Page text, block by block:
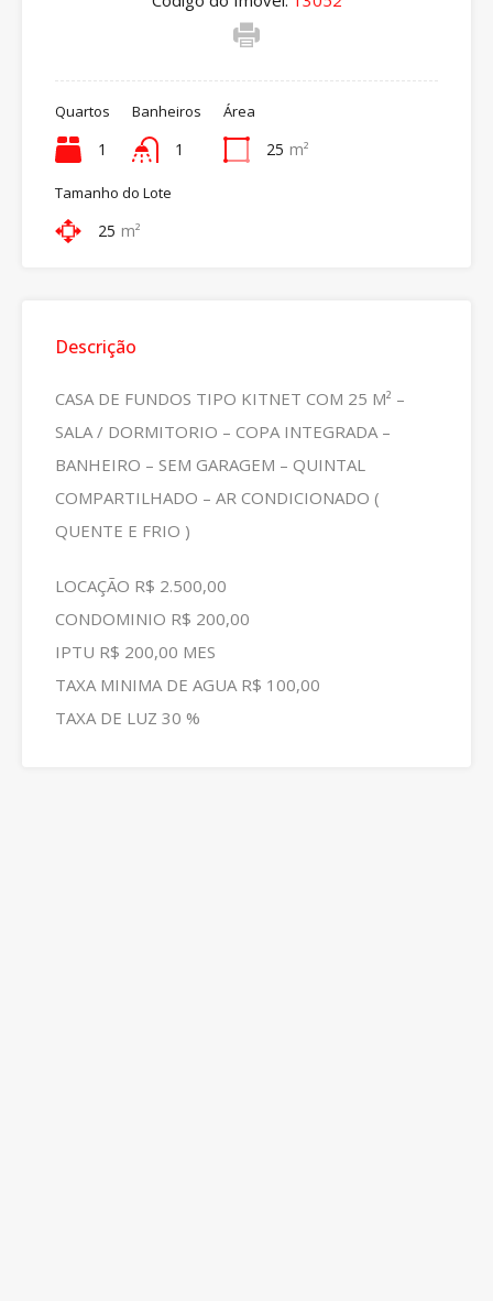
Quartos
1
Banheiros
1
Área
25 m²
Tamanho do Lote
25 m²
Descrição
CASA DE FUNDOS TIPO KITNET COM 25 M² –
SALA / DORMITORIO – COPA INTEGRADA –
BANHEIRO – SEM GARAGEM – QUINTAL
COMPARTILHADO – AR CONDICIONADO (
QUENTE E FRIO )
LOCAÇÃO R$ 2.500,00
CONDOMINIO R$ 200,00
IPTU R$ 200,00 MES
TAXA MINIMA DE AGUA R$ 100,00
TAXA DE LUZ 30 %